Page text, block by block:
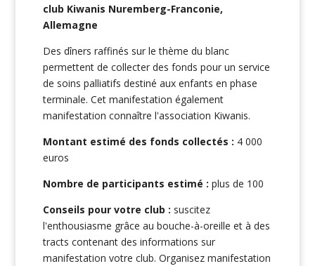
club Kiwanis Nuremberg-Franconie,
Allemagne
Des dîners raffinés sur le thème du blanc
permettent de collecter des fonds pour un service
de soins palliatifs destiné aux enfants en phase
terminale. Cet manifestation également
manifestation connaître l'association Kiwanis.
Montant estimé des fonds collectés : 4 000
euros
Nombre de participants estimé : plus de 100
Conseils pour votre club : suscitez
l'enthousiasme grâce au bouche-à-oreille et à des
tracts contenant des informations sur
manifestation votre club. Organisez manifestation